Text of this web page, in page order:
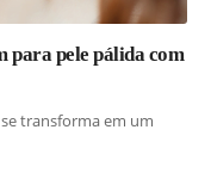
para pele pálida com
transforma em um